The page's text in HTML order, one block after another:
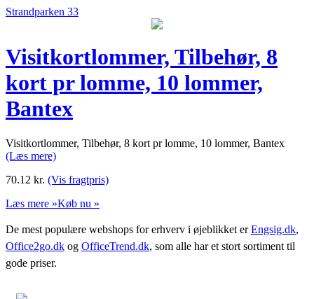
Strandparken 33
Visitkortlommer, Tilbehør, 8
kort pr lomme, 10 lommer,
Bantex
Visitkortlommer, Tilbehør, 8 kort pr lomme, 10 lommer, Bantex
(Læs mere)
70.12 kr. (Vis fragtpris)
Læs mere »Køb nu »
De mest populære webshops for erhverv i øjeblikket erEngsig.dk,
Office2go.dk og OfficeTrend.dk, som alle har et stort sortiment til
gode priser.